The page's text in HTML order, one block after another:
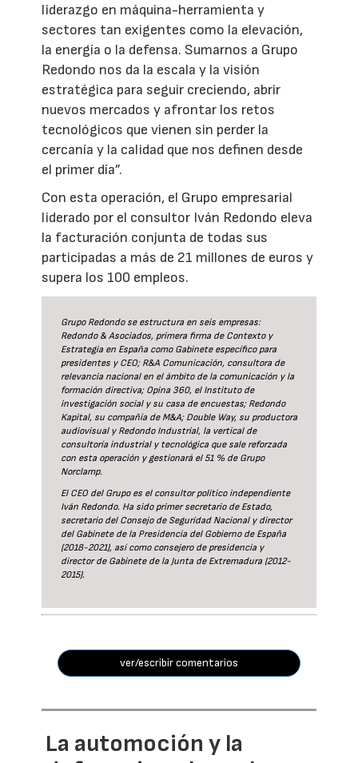
liderazgo en máquina-herramienta y
sectores tan exigentes como la elevación,
la energía o la defensa. Sumarnos a Grupo
Redondo nos da la escala y la visión
estratégica para seguir creciendo, abrir
nuevos mercados y afrontar los retos
tecnológicos que vienen sin perder la
cercanía y la calidad que nos definen desde
el primer día”.
Con esta operación, el Grupo empresarial
liderado por el consultor Iván Redondo eleva
la facturación conjunta de todas sus
participadas a más de 21 millones de euros y
supera los 100 empleos.
Grupo Redondo se estructura en seis empresas:
Redondo & Asociados, primera firma de Contexto y
Estrategia en España como Gabinete específico para
presidentes y CEO; R&A Comunicación, consultora de
relevancia nacional en el ámbito de la comunicación y la
formación directiva; Opina 360, el Instituto de
investigación social y su casa de encuestas; Redondo
Kapital, su compañía de M&A; Double Way, su productora
audiovisual y Redondo Industrial, la vertical de
consultoría industrial y tecnológica que sale reforzada
con esta operación y gestionará el 51 % de Grupo
Norclamp.
El CEO del Grupo es el consultor político independiente
Iván Redondo. Ha sido primer secretario de Estado,
secretario del Consejo de Seguridad Nacional y director
del Gabinete de la Presidencia del Gobierno de España
(2018-2021), así como consejero de presidencia y
director de Gabinete de la Junta de Extremadura (2012-
2015).
ver/escribir comentarios
La automoción y la